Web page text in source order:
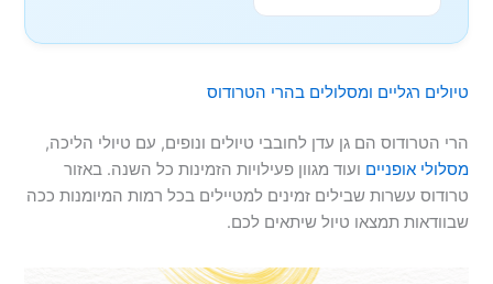
טיולים רגליים ומסלולים בהרי הטרודוס
הרי הטרודוס הם גן עדן לחובבי טיולים ונופים, עם טיולי הליכה,
מסלולי אופניים ועוד מגוון פעילויות הזמינות כל השנה. באזור
טרודוס עשרות שבילים זמינים למטיילים בכל רמות המיומנות ככה
שבוודאות תמצאו טיול שיתאים לכם.